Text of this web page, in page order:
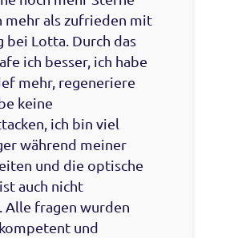
mehr als zufrieden mit
bei Lotta. Durch das
ich besser, ich habe
mehr, regeneriere
keine
ich bin viel
während meiner
und die optische
auch nicht
Alle fragen wurden
und